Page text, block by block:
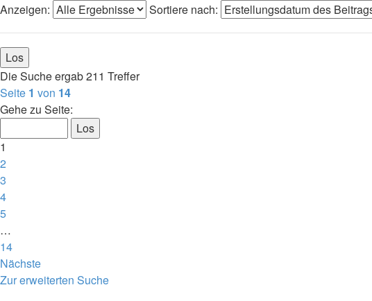
Anzeigen:
Sortiere nach:
Die Suche ergab 211 Treffer
Seite 1 von 14
Gehe zu Seite:
1
2
3
4
5
…
14
Nächste
Zur erweiterten Suche